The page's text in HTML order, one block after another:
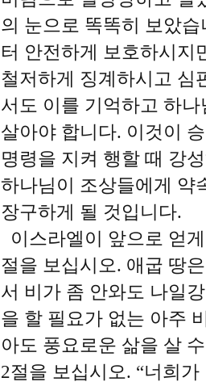
의 눈으로 똑똑히 보았
터 안전하게 보호하시지
철저하게 징계하시고 심
서도 이를 기억하고 하
살아야 합니다. 이것이
명령을 지켜 행할 때 강
하나님이 조상들에게 약
장구하게 될 것입니다.
이스라엘이 앞으로 얻
절을 보십시오. 애굽 땅
서 비가 좀 안와도 나일
을 할 필요가 없는 아주
아도 풍요로운 삶을 살
2절을 보십시오. “너희